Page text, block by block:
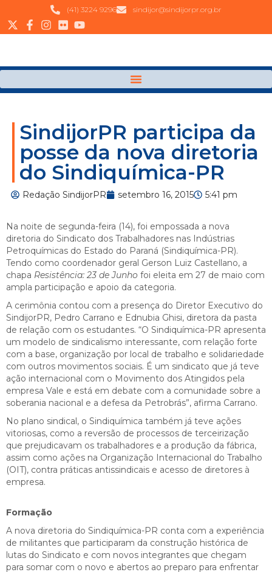
(41) 3224 9296 sindijor@sindijorpr.org.br
SindijorPR participa da
posse da nova diretoria
do Sindiquímica-PR
Redação SindijorPR setembro 16, 2015 5:41 pm
Na noite de segunda-feira (14), foi empossada a nova
diretoria do Sindicato dos Trabalhadores nas Indústrias
Petroquímicas do Estado do Paraná (Sindiquímica-PR).
Tendo como coordenador geral Gerson Luiz Castellano, a
chapa Resistência: 23 de Junho foi eleita em 27 de maio com
ampla participação e apoio da categoria.
A cerimônia contou com a presença do Diretor Executivo do
SindijorPR, Pedro Carrano e Ednubia Ghisi, diretora da pasta
de relação com os estudantes. “O Sindiquímica-PR apresenta
um modelo de sindicalismo interessante, com relação forte
com a base, organização por local de trabalho e solidariedade
com outros movimentos sociais. É um sindicato que já teve
ação internacional com o Movimento dos Atingidos pela
empresa Vale e está em debate com a comunidade sobre a
soberania nacional e a defesa da Petrobrás”, afirma Carrano.
No plano sindical, o Sindiquímica também já teve ações
vitoriosas, como a reversão de processos de terceirização
que prejudicavam os trabalhadores e a produção da fábrica,
assim como ações na Organização Internacional do Trabalho
(OIT), contra práticas antissindicais e acesso de diretores à
empresa.
Formação
A nova diretoria do Sindiquímica-PR conta com a experiência
de militantes que participaram da construção histórica de
lutas do Sindicato e com novos integrantes que chegam
para somar com o novo e abertos ao preparo para enfrentar